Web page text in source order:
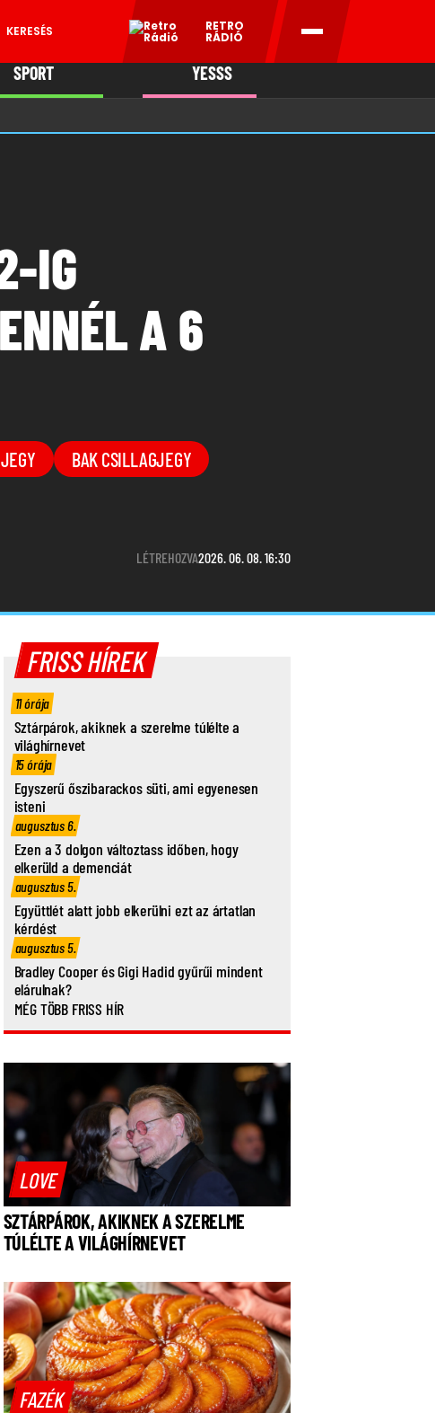
KERESÉS RETRO
RÁDIÓ
SPORT YESSS
IG
A 6
BAK CSILLAGJEGY
LÉTREHOZVA2026. 06. 08. 16:30
FRISS HÍREK
11 órája
Sztárpárok, akiknek a szerelme túlélte a
világhírnevet
15 órája
Egyszerű őszibarackos süti, ami egyenesen
isteni
augusztus 6.
Ezen a 3 dolgon változtass időben, hogy
elkerüld a demenciát
augusztus 5.
Együttlét alatt jobb elkerülni ezt az ártatlan
kérdést
augusztus 5.
Bradley Cooper és Gigi Hadid gyűrűi mindent
elárulnak?
MÉG TÖBB FRISS HÍR
LOVE
SZTÁRPÁROK, AKIKNEK A SZERELME
TÚLÉLTE A VILÁGHÍRNEVET
FAZÉK